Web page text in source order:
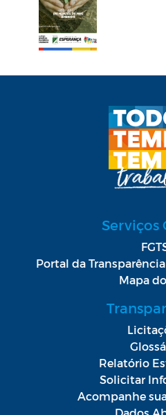
Serviços
Portal da
Mapa
Relatório
Solicitar
Acompanhe